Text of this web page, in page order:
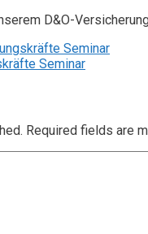
D&O-
Seminar
Seminar
Required fields are